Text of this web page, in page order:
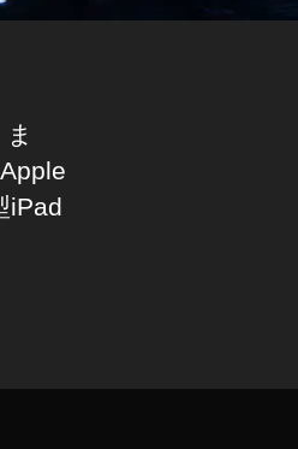
iPad